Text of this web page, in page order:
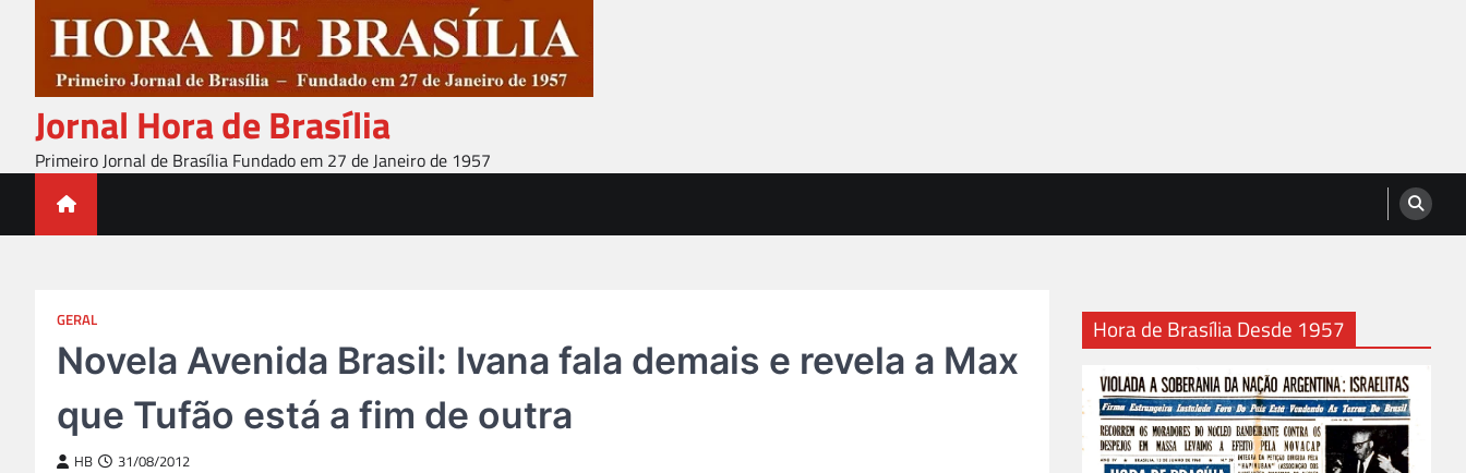
content
Jornal Hora de Brasília
Primeiro Jornal de Brasília Fundado em 27 de Janeiro de 1957
GERAL
Novela Avenida Brasil: Ivana fala demais e revela a Max
que Tufão está a fim de outra
HB 31/08/2012
Hora de Brasília Desde 1957